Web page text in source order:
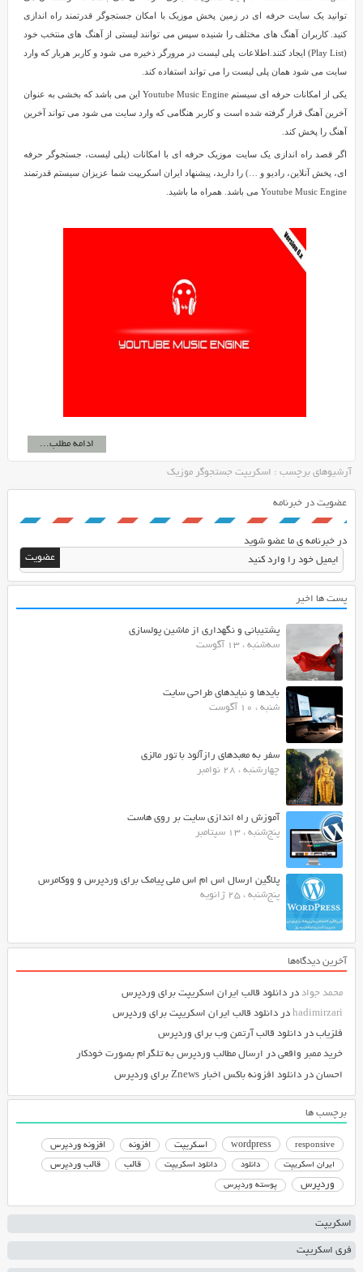
توانید یک سایت حرفه ای در زمین پخش موزیک با امکان جستجوگر قدرتمند راه اندازی
کنید. کاربران آهنگ های مختلف را شنیده سپس می توانند لیستی از آهنگ های منتخب خود
(Play List) ایجاد کنند.اطلاعات پلی لیست در مرورگر ذخیره می شود و کاربر هربار که وارد
سایت می شود همان پلی لیست را می تواند استفاده کند.
یکی از امکانات حرفه ای سیستم Youtube Music Engine این می باشد که بخشی به عنوان
آخرین آهنگ قرار گرفته شده است و کاربر هنگامی که وارد سایت می شود می تواند آخرین
آهنگ را پخش کند.
اگر قصد راه اندازی یک سایت موزیک حرفه ای با امکانات (پلی لیست، جستجوگر حرفه
ای، پخش آنلاین، رادیو و …) را دارید، پیشنهاد ایران اسکریپت شما عزیزان سیستم قدرتمند
Youtube Music Engine می باشد. همراه ما باشید.
ادامه مطلب...
آرشیوهای برچسب : اسکریپت جستجوگر موزیک
عضویت در خبرنامه
در خبرنامه ی ما عضو شوید
پست ها اخیر
پشتیبانی و نگهداری از ماشین پولسازی
سه‌شنبه ، 13 آگوست
بایدها و نبایدهای طراحی سایت
شنبه ، 10 آگوست
سفر به معبدهای رازآلود با تور مالزی
چهارشنبه ، 28 نوامبر
آموزش راه اندازی سایت بر روی هاست
پنج‌شنبه ، 13 سپتامبر
پلاگین ارسال اس ام اس ملی پیامک برای وردپرس و ووکامرس
پنج‌شنبه ، 25 ژانویه
آخرین دیدگاه‌ها
محمد جواددر دانلود قالب ایران اسکریپت برای وردپرس
hadimirzariدر دانلود قالب ایران اسکریپت برای وردپرس
فلزیابدر دانلود قالب آرتمن وب برای وردپرس
خرید ممبر واقعیدر ارسال مطالب وردپرس به تلگرام بصورت خودکار
احساندر دانلود افزونه باکس اخبار Znews برای وردپرس
برچسب ها
responsive
wordpress اسکریپت افزونه افزونه وردپرس
ایران اسکریپت دانلود دانلود اسکریپت قالب قالب وردپرس
وردپرس پوسته وردپرس
اسکریپت
فری اسکریپت